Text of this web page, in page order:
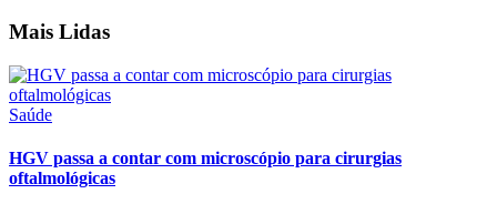
Mais Lidas
Saúde
HGV passa a contar com microscópio para cirurgias
oftalmológicas